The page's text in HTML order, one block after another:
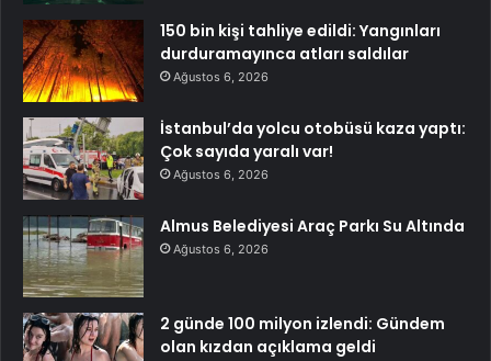
150 bin kişi tahliye edildi: Yangınları
durduramayınca atları saldılar
Ağustos 6, 2026
İstanbul’da yolcu otobüsü kaza yaptı:
Çok sayıda yaralı var!
Ağustos 6, 2026
Almus Belediyesi Araç Parkı Su Altında
Ağustos 6, 2026
2 günde 100 milyon izlendi: Gündem
olan kızdan açıklama geldi